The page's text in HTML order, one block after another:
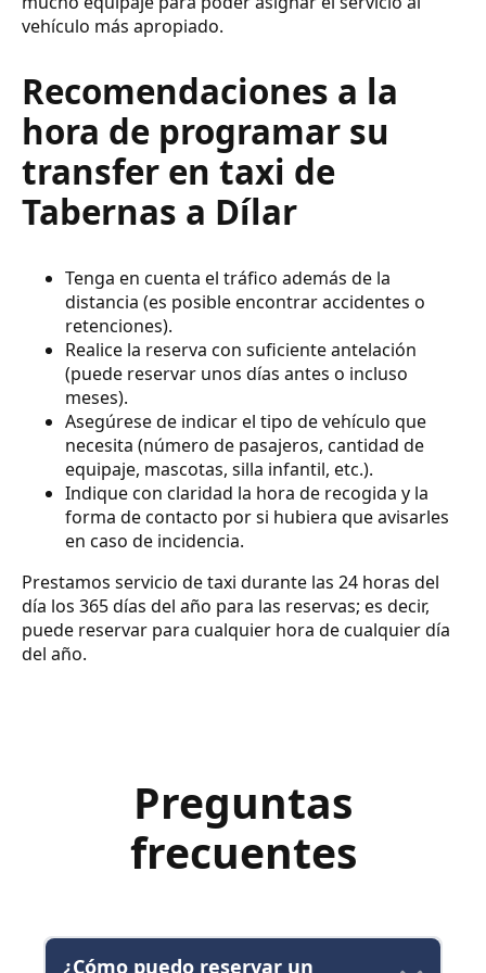
vehículo más apropiado.
Recomendaciones a la
hora de programar su
transfer en taxi de
Tabernas a Dílar
Tenga en cuenta el tráfico además de la
distancia (es posible encontrar accidentes o
retenciones).
Realice la reserva con suficiente antelación
(puede reservar unos días antes o incluso
meses).
Asegúrese de indicar el tipo de vehículo que
necesita (número de pasajeros, cantidad de
equipaje, mascotas, silla infantil, etc.).
Indique con claridad la hora de recogida y la
forma de contacto por si hubiera que avisarles
en caso de incidencia.
Prestamos servicio de taxi durante las 24 horas del
día los 365 días del año para las reservas; es decir,
puede reservar para cualquier hora de cualquier día
del año.
Preguntas
frecuentes
¿Cómo puedo reservar un